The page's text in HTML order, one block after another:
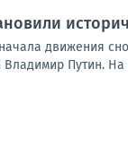
движения
Путин. На